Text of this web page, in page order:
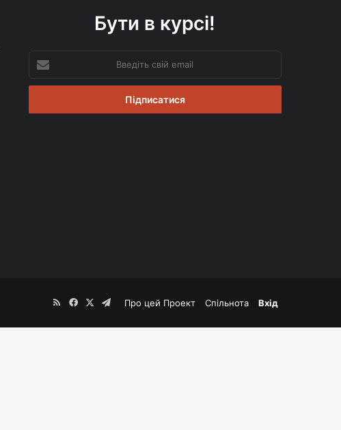
Бути в курсі!
свій
email
Про цей Проект Спільнота Вхід
RSSFacebookTelegram